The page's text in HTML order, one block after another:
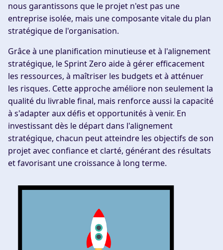
nous garantissons que le projet n'est pas une
entreprise isolée, mais une composante vitale du plan
stratégique de l'organisation.
Grâce à une planification minutieuse et à l'alignement
stratégique, le Sprint Zero aide à gérer efficacement
les ressources, à maîtriser les budgets et à atténuer
les risques. Cette approche améliore non seulement la
qualité du livrable final, mais renforce aussi la capacité
à s'adapter aux défis et opportunités à venir. En
investissant dès le départ dans l'alignement
stratégique, chacun peut atteindre les objectifs de son
projet avec confiance et clarté, générant des résultats
et favorisant une croissance à long terme.